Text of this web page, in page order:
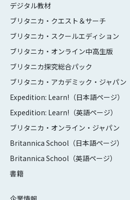
デジタル教材
ブリタニカ・クエスト＆サーチ
ブリタニカ・スクールエディション
ブリタニカ・オンライン中高生版
ブリタニカ探究総合パック
ブリタニカ・アカデミック・ジャパン
Expedition: Learn!（日本語ページ）
Expedition: Learn!（英語ページ）
ブリタニカ・オンライン・ジャパン
Britannica School（日本語ページ）
Britannica School（英語ページ）
書籍